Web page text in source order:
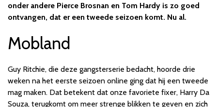
onder andere Pierce Brosnan en Tom Hardy is zo goed
ontvangen, dat er een tweede seizoen komt. Nu al.
Mobland
Guy Ritchie, die deze gangsterserie bedacht, hoorde drie
weken na het eerste seizoen online ging dat hij een tweede
mag maken. Dat betekent dat onze favoriete fixer, Harry Da
Souza, terugkomt om meer strenge blikken te geven en zich